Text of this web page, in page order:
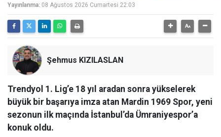
Yayınlanma: 08 Ağustos 2026 Cumartesi 22:03
Şehmus KIZILASLAN
Trendyol 1. Lig’e 18 yıl aradan sonra yükselerek
büyük bir başarıya imza atan Mardin 1969 Spor, yeni
sezonun ilk maçında İstanbul’da Ümraniyespor’a
konuk oldu.